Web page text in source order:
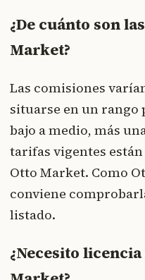
¿De cuánto son
Market?
Las comisiones
situarse en un rango
bajo a medio, más
tarifas vigentes
Otto Market. Como
conviene
listado.
¿Necesito